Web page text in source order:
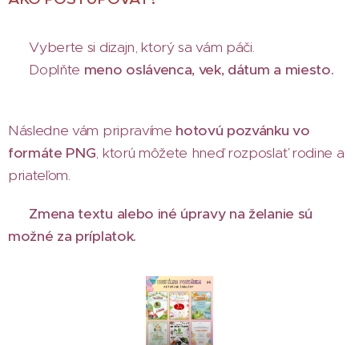
✨ Vyberte si dizajn, ktorý sa vám páči.
✏️ Doplňte meno oslávenca, vek, dátum a miesto.
Následne vám pripravíme hotovú pozvánku vo
formáte PNG, ktorú môžete hneď rozposlať rodine a
priateľom.
Zmena textu alebo iné úpravy na želanie sú
možné za príplatok.